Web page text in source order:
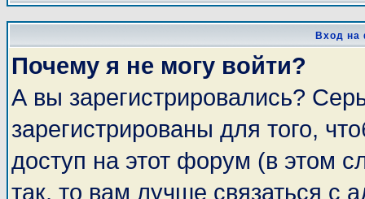
Вход на
Почему я не могу войти?
А вы зарегистрировались?
зарегистрированы для того,
доступ на этот форум (в этом
так, то вам лучше связаться с